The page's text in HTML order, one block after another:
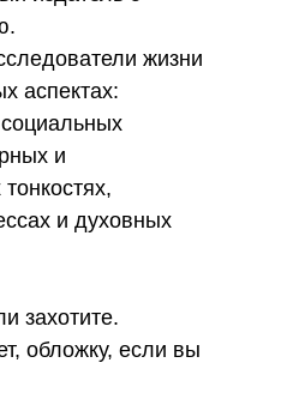
жизни
аспектах:
и
и духовных
захотите.
обложку, если вы